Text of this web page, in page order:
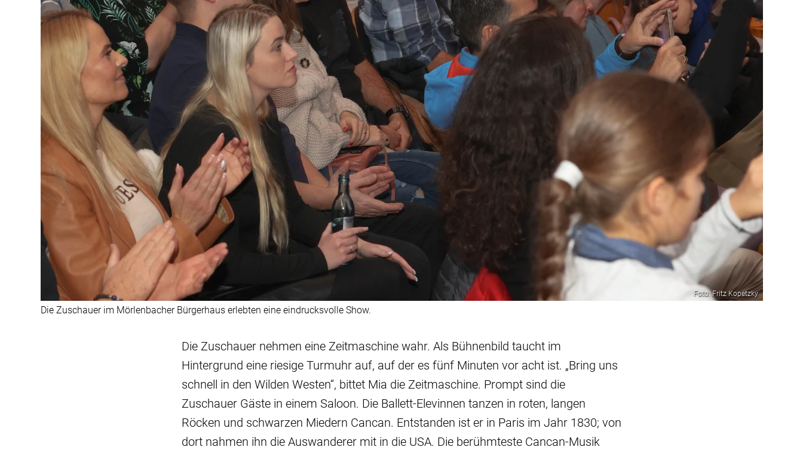
Foto: Fritz Kopetzky
Die Zuschauer im Mörlenbacher Bürgerhaus erlebten eine eindrucksvolle Show.
Die Zuschauer nehmen eine Zeitmaschine wahr. Als Bühnenbild taucht im
Hintergrund eine riesige Turmuhr auf, auf der es fünf Minuten vor acht ist. „Bring uns
schnell in den Wilden Westen“, bittet Mia die Zeitmaschine. Prompt sind die
Zuschauer Gäste in einem Saloon. Die Ballett-Elevinnen tanzen in roten, langen
Röcken und schwarzen Miedern Cancan. Entstanden ist er in Paris im Jahr 1830; von
dort nahmen ihn die Auswanderer mit in die USA. Die berühmteste Cancan-Musik